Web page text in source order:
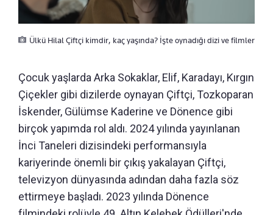
Ülkü Hilal Çiftçi kimdir, kaç yaşında? İşte oynadığı dizi ve filmler
Çocuk yaşlarda Arka Sokaklar, Elif, Karadayı, Kırgın
Çiçekler gibi dizilerde oynayan Çiftçi, Tozkoparan
İskender, Gülümse Kaderine ve Dönence gibi
birçok yapımda rol aldı. 2024 yılında yayınlanan
İnci Taneleri dizisindeki performansıyla
kariyerinde önemli bir çıkış yakalayan Çiftçi,
televizyon dünyasında adından daha fazla söz
ettirmeye başladı. 2023 yılında Dönence